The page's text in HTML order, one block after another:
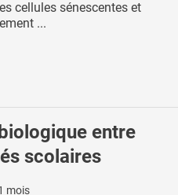
cellules sénescentes et
...
entre
scolaires
mois